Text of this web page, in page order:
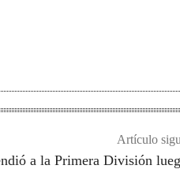
Artículo
a la Primera División